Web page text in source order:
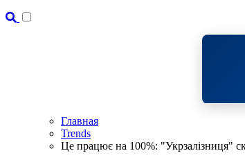
Главная
Trends
Це працює на 100%: "Укрзалізниця"